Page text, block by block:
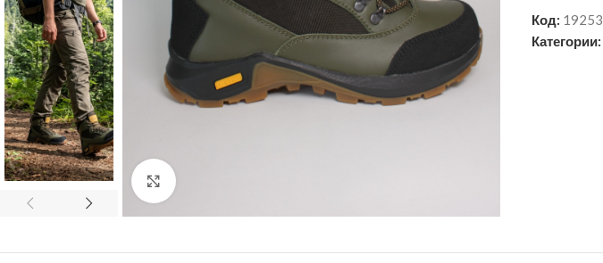
Код: 19253
Категории: